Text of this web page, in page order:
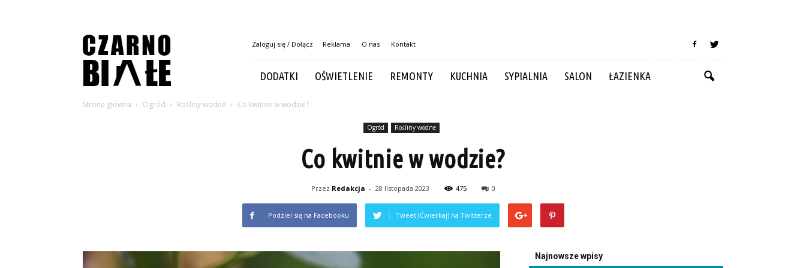
CzarnoBiale.pl
Zaloguj się / Dołącz Reklama O nas Kontakt
DODATKI OŚWIETLENIE REMONTY KUCHNIA SYPIALNIA SALON ŁAZIENKA
Strona główna Ogród Rośliny wodne Co kwitnie w wodzie?
Ogród Rośliny wodne
Co kwitnie w wodzie?
Przez Redakcja - 28 listopada 2023 475 0
Podziel się na Facebooku Tweet (Ćwierkaj) na Twitterze
Najnowsze wpisy